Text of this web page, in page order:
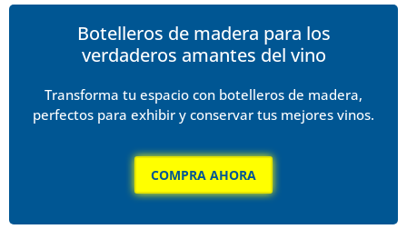
Botelleros de madera para los
verdaderos amantes del vino
Transforma tu espacio con botelleros de madera,
perfectos para exhibir y conservar tus mejores vinos.
COMPRA AHORA